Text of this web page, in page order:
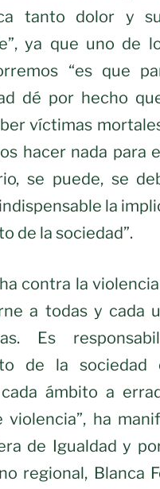
tanto dolor y
ya que uno de
“es que
dé por hecho
víctimas
hacer nada para
se puede, se
la
de la sociedad”.
contra la
a todas y cada
Es
de la sociedad
ámbito a
violencia”, ha
de Igualdad y
regional, Blanca